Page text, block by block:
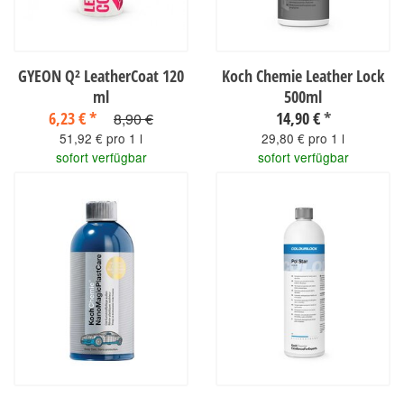
GYEON Q² LeatherCoat 120
ml
6,23 €* 8,90 €
51,92 € pro 1 l
sofort verfügbar
Koch Chemie Leather Lock
500ml
14,90 €*
29,80 € pro 1 l
sofort verfügbar